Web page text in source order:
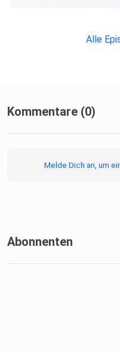
Alle
Kommentare (0)
Melde Dich an, um
Abonnenten